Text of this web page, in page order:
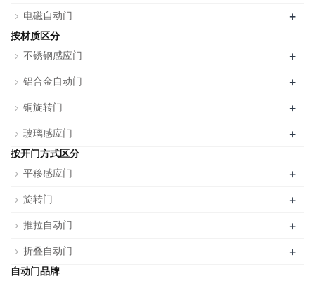
电磁自动门 +
按材质区分
不锈钢感应门
+
铝合金自动门 +
铜旋转门 +
玻璃感应门 +
按开门方式区分
平移感应门
+
旋转门 +
推拉自动门 +
折叠自动门 +
自动门品牌